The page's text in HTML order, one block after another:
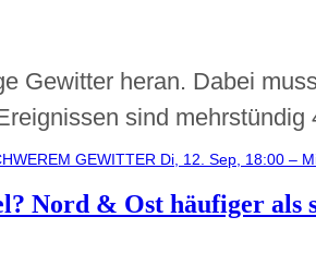
Gewitter heran. Dabei
sind
GEWITTER Di, 12. Sep, 18:00 –
Nord & Ost häufiger als